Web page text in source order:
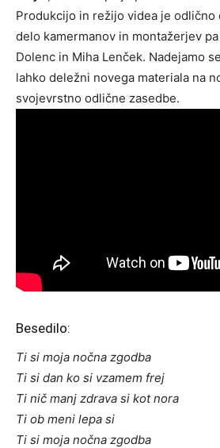
Produkcijo in režijo videa je odlično
delo kamermanov in montažerjev
Dolenc in Miha Lenček. Nadejamo
lahko deležni novega materiala na
svojevrstno odlične zasedbe.
Besedilo:
Ti si moja nočna zgodba
Ti si dan ko si vzamem frej
Ti nič manj zdrava si kot nora
Ti ob meni lepa si
Ti si moja nočna zgodba